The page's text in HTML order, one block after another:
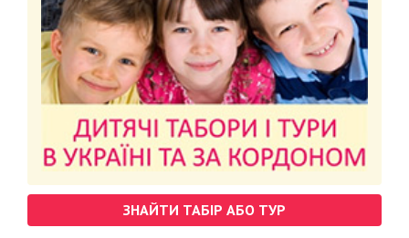
ЗНАЙТИ ТАБІР АБО ТУР